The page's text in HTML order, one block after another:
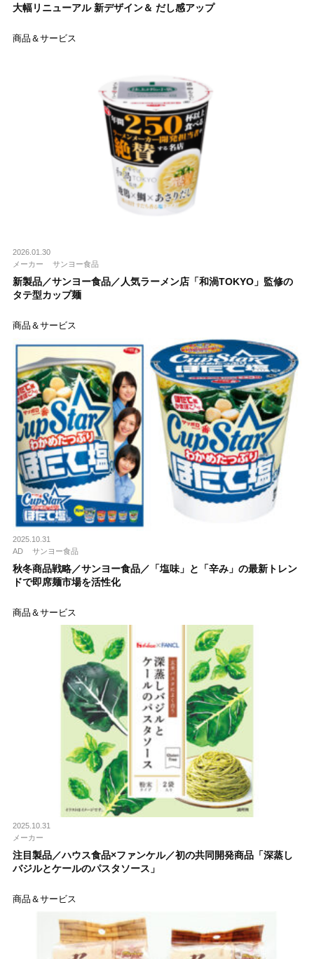
大幅リニューアル 新デザイン＆ だし感アップ
商品＆サービス
2026.01.30
メーカー
サンヨー食品
新製品／サンヨー食品／人気ラーメン店「和渦TOKYO」監修の
タテ型カップ麺
商品＆サービス
2025.10.31
AD
サンヨー食品
秋冬商品戦略／サンヨー食品／「塩味」と「辛み」の最新トレン
ドで即席麺市場を活性化
商品＆サービス
2025.10.31
メーカー
注目製品／ハウス食品×ファンケル／初の共同開発商品「深蒸し
バジルとケールのパスタソース」
商品＆サービス